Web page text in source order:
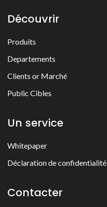
Découvrir
Produits
Departements
Clients or Marché
Public Cibles
Un service
Whitepaper
Déclaration de confidentialité
Contacter